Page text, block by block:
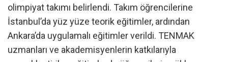
olimpiyat takımı belirlendi. Takım öğrencilerine
İstanbul’da yüz yüze teorik eğitimler, ardından
Ankara’da uygulamalı eğitimler verildi. TENMAK
uzmanları ve akademisyenlerin katkılarıyla